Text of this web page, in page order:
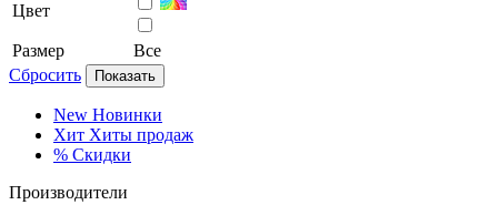
Цвет
Размер
Все
Сбросить
Показать
New Новинки
Хит Хиты продаж
% Скидки
Производители